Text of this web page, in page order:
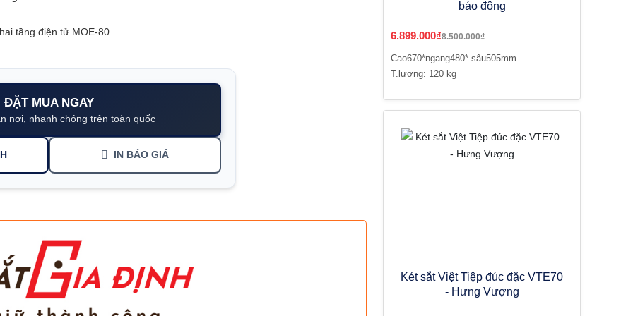
tầng điện tử MOE-80
ĐẶT MUA NGAY
nơi, nhanh chóng trên toàn quốc
IN BÁO GIÁ
báo động
6.899.000₫8.500.000₫
Cao670*ngang480* sâu505mm
T.lượng: 120 kg
Két sắt Việt Tiệp đúc đặc VTE70
- Hưng Vượng